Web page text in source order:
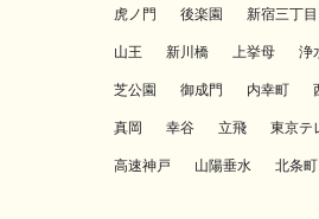
虎ノ門 後楽園 新宿三丁目
山王 新川橋 上挙母 浄
芝公園 御成門 内幸町
真岡 幸谷 立飛 東京テ
高速神戸 山陽垂水 北条町